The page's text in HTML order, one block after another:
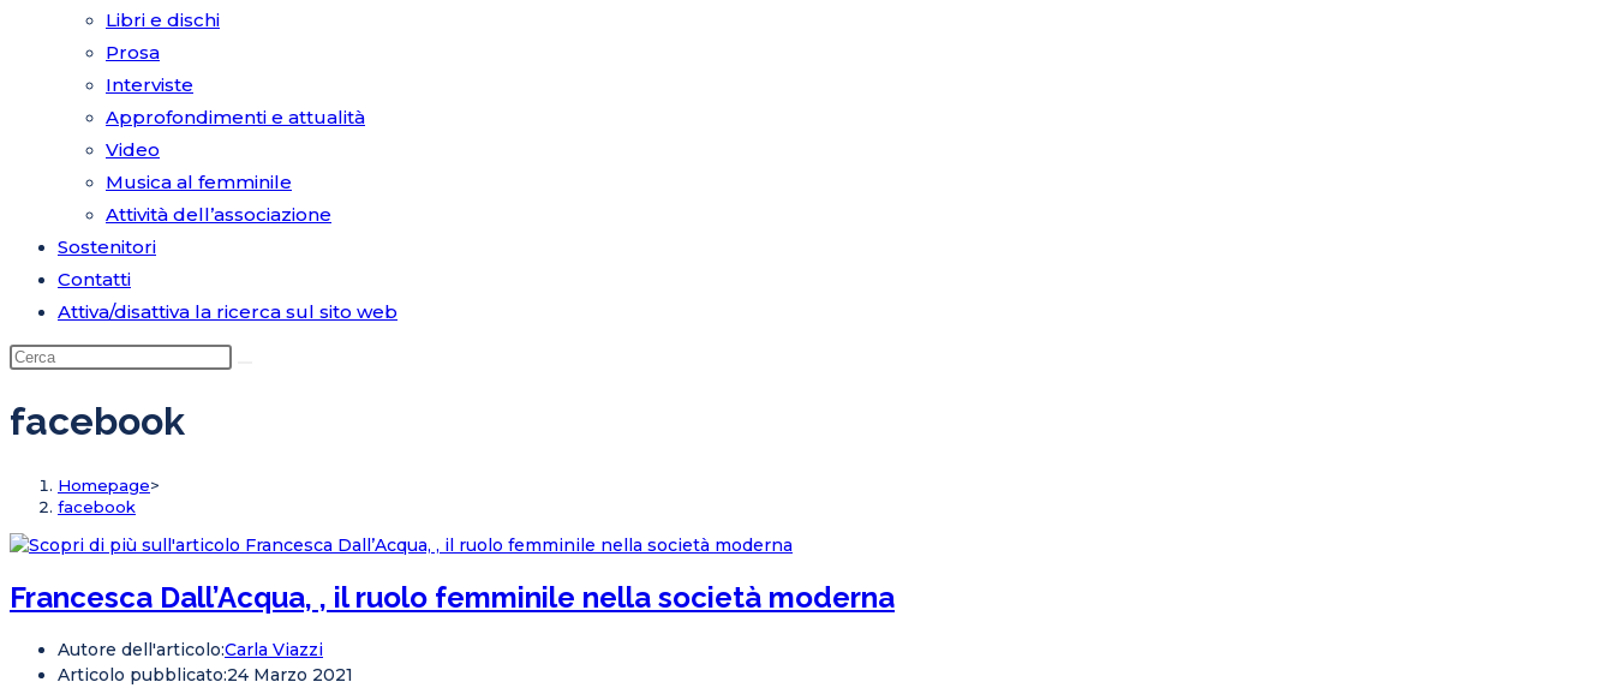
Libri e dischi
Prosa
Interviste
Approfondimenti e attualità
Video
Musica al femminile
Attività dell’associazione
Sostenitori
Contatti
Attiva/disattiva la ricerca sul sito web
facebook
Homepage>
facebook
Francesca Dall’Acqua, , il ruolo femminile nella società moderna
Autore dell'articolo:Carla Viazzi
Articolo pubblicato:24 Marzo 2021